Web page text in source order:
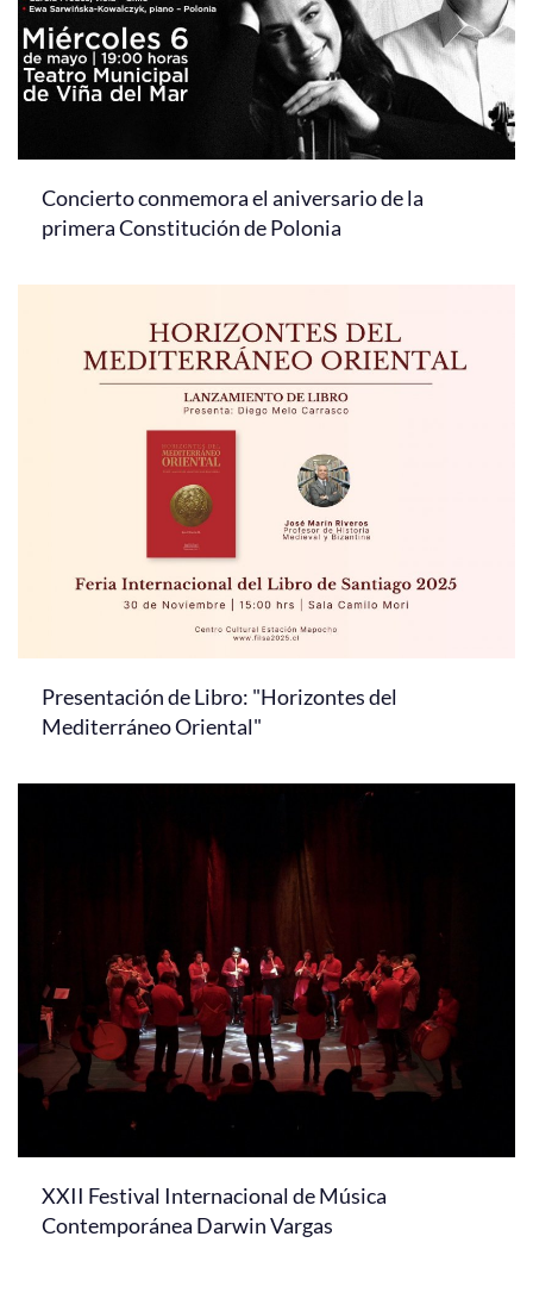
Concierto conmemora el aniversario de la
primera Constitución de Polonia
Presentación de Libro: "Horizontes del
Mediterráneo Oriental"
XXII Festival Internacional de Música
Contemporánea Darwin Vargas